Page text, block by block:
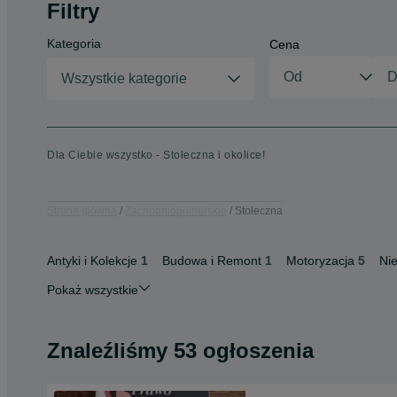
Filtry
Kategoria
Wszystkie kategorie
Cena
Dla Ciebie wszystko - Stołeczna i okolice!
Stołeczna
Antyki i Kolekcje 1 Budowa i Remont 1 Motoryzacja 5
Pokaż wszystkie
Znaleźliśmy 53 ogłoszenia